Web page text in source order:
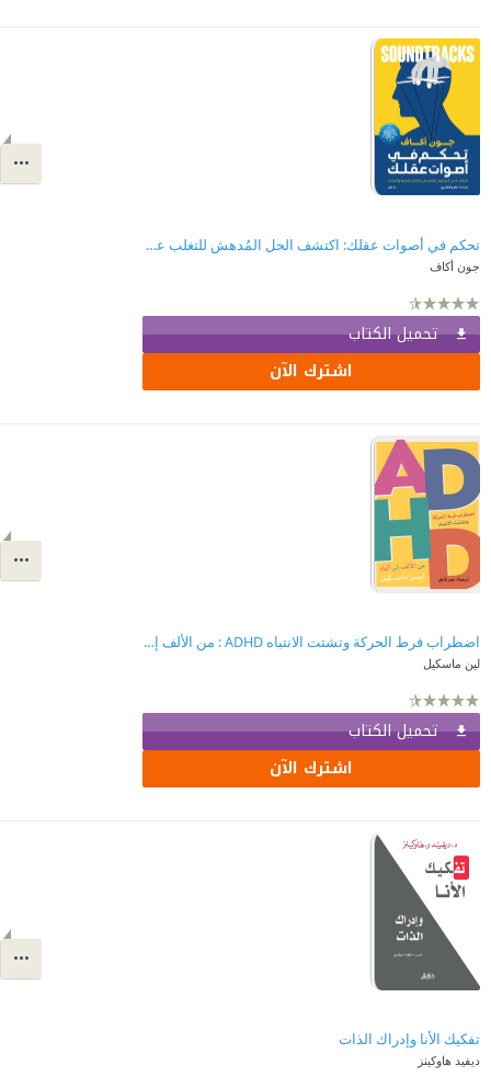
تحكم في أصوات عقلك: اكتشف الحل المُدهش للتغلب على التفكير المُفرط والتشتت
جون أكاف
تحميل الكتاب
اشترك الآن
اضطراب فرط الحركة وتشتت الانتباه ADHD : من الألف إلى الياء
لين ماسكيل
تحميل الكتاب
اشترك الآن
تفكيك الأنا وإدراك الذات
ديفيد هاوكينز